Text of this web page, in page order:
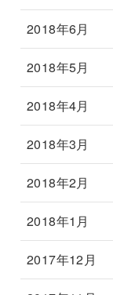
2018年6月
2018年5月
2018年4月
2018年3月
2018年2月
2018年1月
2017年12月